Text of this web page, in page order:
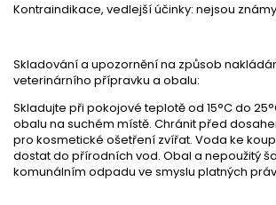
Kontraindikace, vedlejší účinky: nejsou
Skladování a upozornění na způsob
veterinárního přípravku a obalu:
Skladujte při pokojové teplotě od 15°C do
obalu na suchém místě. Chránit před
pro kosmetické ošetření zvířat. Voda ke
dostat do přírodních vod. Obal a nepoužitý
komunálním odpadu ve smyslu platných